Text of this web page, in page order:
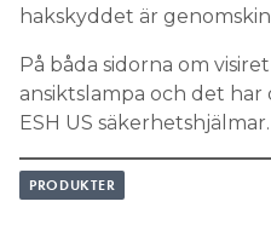
hakskyddet är
På båda sidorna om
ansiktslampa och det har
ESH US säkerhetshjälmar.
PRODUKTER